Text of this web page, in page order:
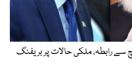
سے رابطہ، ملکی حالات پر بریفنگ